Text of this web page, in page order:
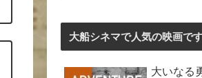
大船シネマで人気の映画で
大いなる